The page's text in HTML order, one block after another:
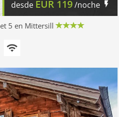
desde EUR 119/noche
5 en Mittersill